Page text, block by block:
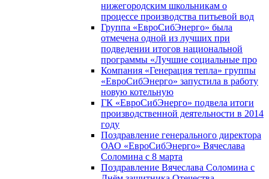
нижегородским школьникам о
процессе производства питьевой вод
Группа «ЕвроСибЭнерго» была
отмечена одной из лучших при
подведении итогов национальной
программы «Лучшие социальные про
Компания «Генерация тепла» группы
«ЕвроСибЭнерго» запустила в работу
новую котельную
ГК «ЕвроСибЭнерго» подвела итоги
производственной деятельности в 2014
году
Поздравление генерального директора
ОАО «ЕвроСибЭнерго» Вячеслава
Соломина с 8 марта
Поздравление Вячеслава Соломина с